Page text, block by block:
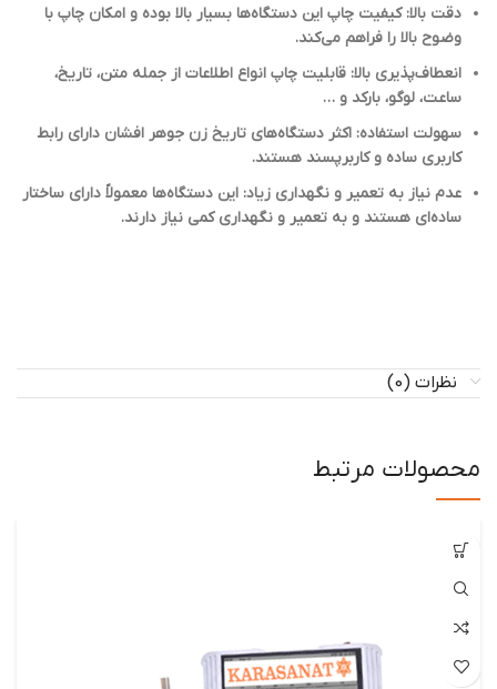
دقت بالا: کیفیت چاپ این دستگاه‌ها بسیار بالا بوده و امکان چاپ با
وضوح بالا را فراهم می‌کند.
انعطاف‌پذیری بالا: قابلیت چاپ انواع اطلاعات از جمله متن، تاریخ،
ساعت، لوگو، بارکد و …
سهولت استفاده: اکثر دستگاه‌های تاریخ زن جوهر افشان دارای رابط
کاربری ساده و کاربرپسند هستند.
عدم نیاز به تعمیر و نگهداری زیاد: این دستگاه‌ها معمولاً دارای ساختار
ساده‌ای هستند و به تعمیر و نگهداری کمی نیاز دارند.
نظرات (0)
محصولات مرتبط